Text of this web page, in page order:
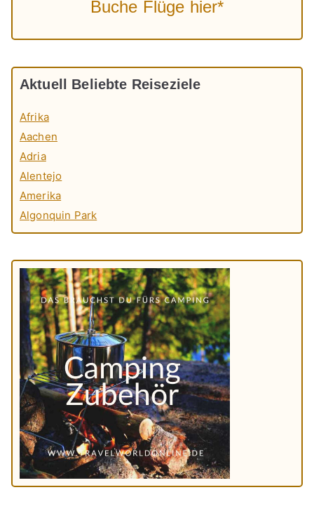
Buche Flüge hier*
Aktuell Beliebte Reiseziele
Afrika
Aachen
Adria
Alentejo
Amerika
Algonquin Park